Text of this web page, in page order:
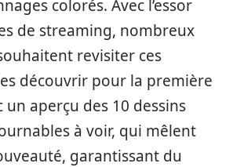
colorés. Avec l’essor
de streaming, nombreux
revisiter ces
découvrir pour la première
un aperçu des 10 dessins
à voir, qui mêlent
garantissant du